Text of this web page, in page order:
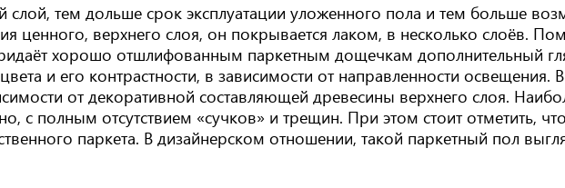
тем дольше срок эксплуатации уложенного пола и тем больше
ценного, верхнего слоя, он покрывается лаком, в несколько слоёв.
хорошо отшлифованным паркетным дощечкам дополнительный
и его контрастности, в зависимости от направленности освещения.
от декоративной составляющей древесины верхнего слоя.
с полным отсутствием «сучков» и трещин. При этом стоит отметить,
паркета. В дизайнерском отношении, такой паркетный пол